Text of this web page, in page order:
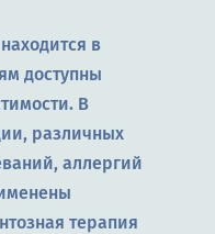
в
доступны
В
различных
аллергий
терапия